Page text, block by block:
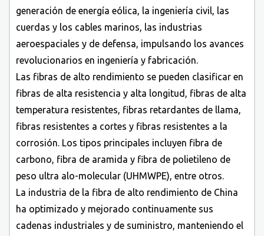
generación de energía eólica, la ingeniería civil, las
cuerdas y los cables marinos, las industrias
aeroespaciales y de defensa, impulsando los avances
revolucionarios en ingeniería y fabricación.
Las fibras de alto rendimiento se pueden clasificar en
fibras de alta resistencia y alta longitud, fibras de alta
temperatura resistentes, fibras retardantes de llama,
fibras resistentes a cortes y fibras resistentes a la
corrosión. Los tipos principales incluyen fibra de
carbono, fibra de aramida y fibra de polietileno de
peso ultra alo-molecular (UHMWPE), entre otros.
La industria de la fibra de alto rendimiento de China
ha optimizado y mejorado continuamente sus
cadenas industriales y de suministro, manteniendo el